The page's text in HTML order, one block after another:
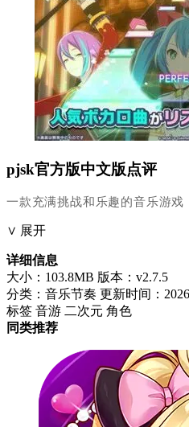
pjsk官方版中文版点评
一款充满挑战和乐趣的音乐游戏
∨ 展开
详细信息
大小：103.8MB 版本：v2.7.5
分类：音乐节奏 更新时间：
标签 音游 二次元 角色
同类推荐